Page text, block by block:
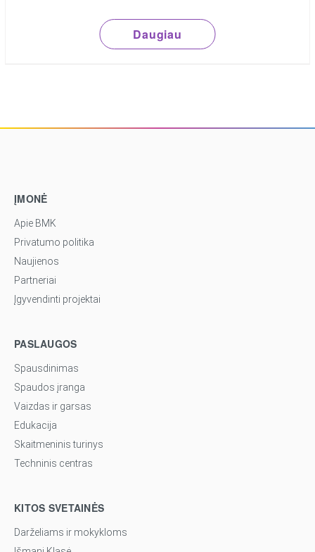
Daugiau
ĮMONĖ
Apie BMK
Privatumo politika
Naujienos
Partneriai
Įgyvendinti projektai
PASLAUGOS
Spausdinimas
Spaudos įranga
Vaizdas ir garsas
Edukacija
Skaitmeninis turinys
Techninis centras
KITOS SVETAINĖS
Darželiams ir mokykloms